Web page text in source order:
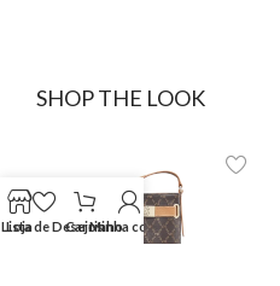
SHOP THE LOOK
Loja
Lista de Desejos
Carrinho
Minha conta